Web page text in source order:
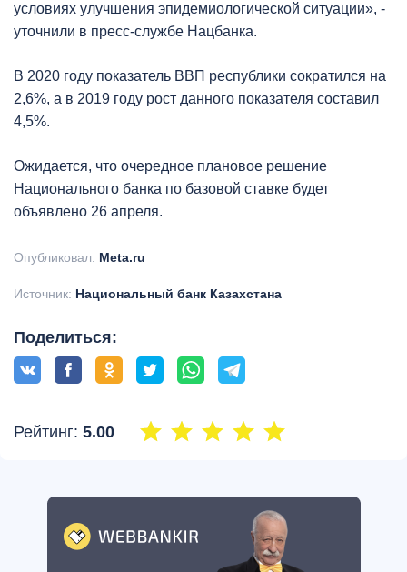
условиях улучшения эпидемиологической ситуации», -
уточнили в пресс-службе Нацбанка.
В 2020 году показатель ВВП республики сократился на
2,6%, а в 2019 году рост данного показателя составил
4,5%.
Ожидается, что очередное плановое решение
Национального банка по базовой ставке будет
объявлено 26 апреля.
Опубликовал: Meta.ru
Источник: Национальный банк Казахстана
Поделиться:
Рейтинг: 5.00